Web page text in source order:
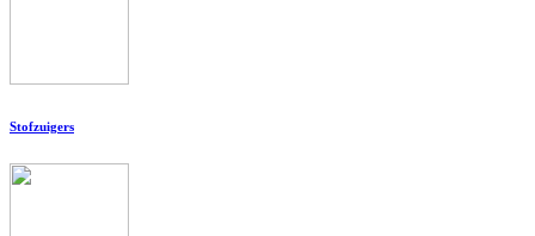
Stofzuigers